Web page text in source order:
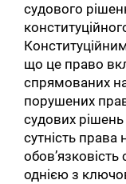
судового
що це право
спрямованих
порушених
судових
сутність
однією з